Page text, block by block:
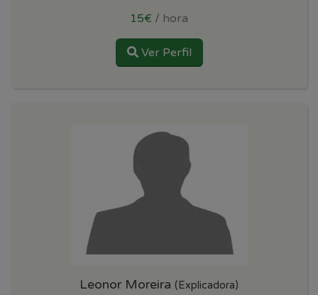
15€ / hora
Ver Perfil
Leonor Moreira (Explicadora)